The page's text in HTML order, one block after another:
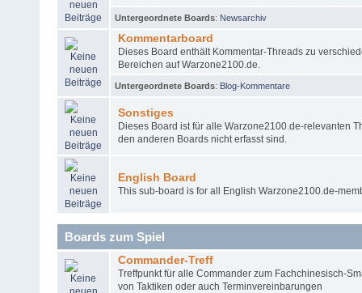
Untergeordnete Boards: Newsarchiv
Kommentarboard
Dieses Board enthält Kommentar-Threads zu
Bereichen auf Warzone2100.de.
Untergeordnete Boards: Blog-Kommentare
Sonstiges
Dieses Board ist für alle Warzone2100.de-relevanten
den anderen Boards nicht erfasst sind.
English Board
This sub-board is for all English Warzone2100.de-
Boards zum Spiel
Commander-Treff
Treffpunkt für alle Commander zum Fachchinesisch-
von Taktiken oder auch Terminvereinbarungen